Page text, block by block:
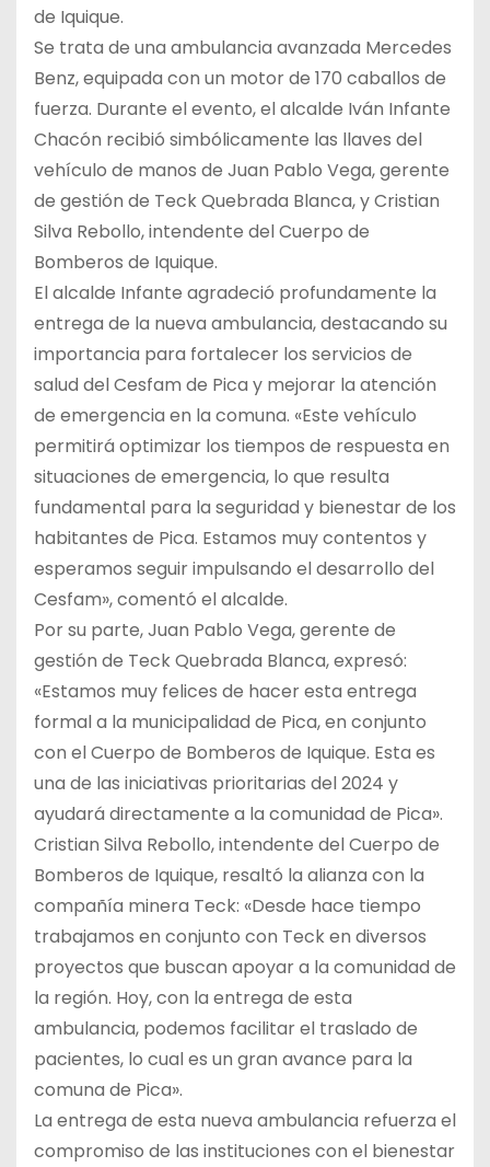
de Iquique.
Se trata de una ambulancia avanzada Mercedes
Benz, equipada con un motor de 170 caballos de
fuerza. Durante el evento, el alcalde Iván Infante
Chacón recibió simbólicamente las llaves del
vehículo de manos de Juan Pablo Vega, gerente
de gestión de Teck Quebrada Blanca, y Cristian
Silva Rebollo, intendente del Cuerpo de
Bomberos de Iquique.
El alcalde Infante agradeció profundamente la
entrega de la nueva ambulancia, destacando su
importancia para fortalecer los servicios de
salud del Cesfam de Pica y mejorar la atención
de emergencia en la comuna. «Este vehículo
permitirá optimizar los tiempos de respuesta en
situaciones de emergencia, lo que resulta
fundamental para la seguridad y bienestar de los
habitantes de Pica. Estamos muy contentos y
esperamos seguir impulsando el desarrollo del
Cesfam», comentó el alcalde.
Por su parte, Juan Pablo Vega, gerente de
gestión de Teck Quebrada Blanca, expresó:
«Estamos muy felices de hacer esta entrega
formal a la municipalidad de Pica, en conjunto
con el Cuerpo de Bomberos de Iquique. Esta es
una de las iniciativas prioritarias del 2024 y
ayudará directamente a la comunidad de Pica».
Cristian Silva Rebollo, intendente del Cuerpo de
Bomberos de Iquique, resaltó la alianza con la
compañía minera Teck: «Desde hace tiempo
trabajamos en conjunto con Teck en diversos
proyectos que buscan apoyar a la comunidad de
la región. Hoy, con la entrega de esta
ambulancia, podemos facilitar el traslado de
pacientes, lo cual es un gran avance para la
comuna de Pica».
La entrega de esta nueva ambulancia refuerza el
compromiso de las instituciones con el bienestar